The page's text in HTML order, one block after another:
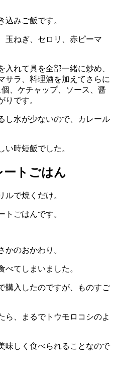
込みご飯です。
玉ねぎ、セロリ、赤ピーマ
れて具を全部一緒に炒め、
サラ、料理酒を加えてさらに
、ケチャップ、ソース、醤
りです。
し水が少ないので、カレール
い時短飯でした。
ートごはん
ルで焼くだけ。
トごはんです。
かのおかわり。
べてしまいました。
購入したのですが、ものすご
ら、まるでトウモロコシのよ
味しく食べられることなので